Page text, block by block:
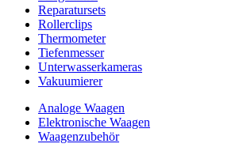
Reparatursets
Rollerclips
Thermometer
Tiefenmesser
Unterwasserkameras
Vakuumierer
Analoge Waagen
Elektronische Waagen
Waagenzubehör